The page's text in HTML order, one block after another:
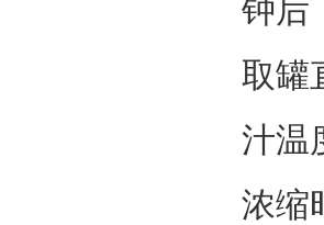
钟后
取罐
汁温
浓缩